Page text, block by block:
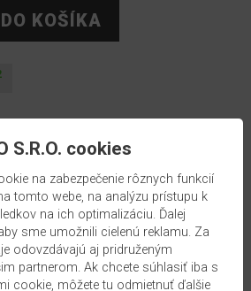
doplnky Video Prílohy
vo výpredaji a nedá sa
S.R.O. cookies
na zabezpečenie rôznych funkcií
tomto webe, na analýzu prístupu k
na ich optimalizáciu. Ďalej
sme umožnili cielenú reklamu. Za
odovzdávajú aj pridruženým
partnerom. Ak chcete súhlasiť iba s
cookie, môžete tu odmietnuť ďalšie